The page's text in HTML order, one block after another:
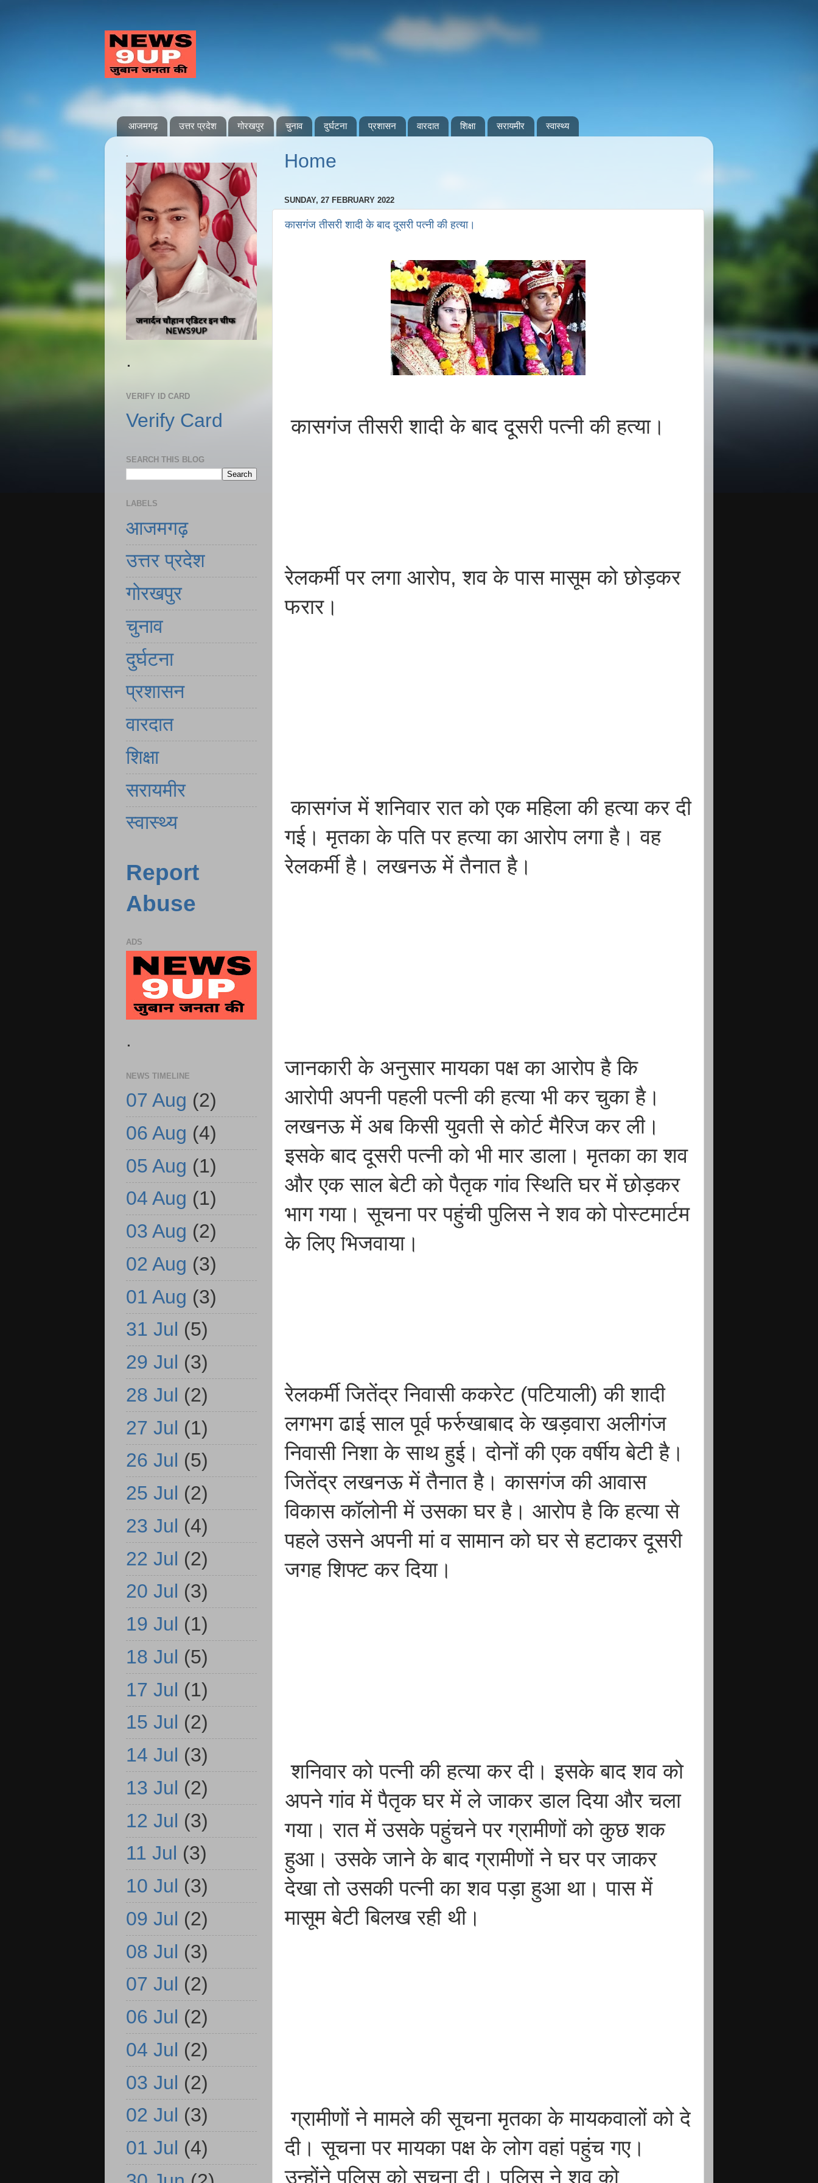
आजमगढ़ उत्तर प्रदेश गोरखपुर चुनाव दुर्घटना प्रशासन वारदात शिक्षा सरायमीर स्वास्थ्य
Home
SUNDAY, 27 FEBRUARY 2022
कासगंज तीसरी शादी के बाद दूसरी पत्नी की हत्या।
कासगंज तीसरी शादी के बाद दूसरी पत्नी की हत्या।
रेलकर्मी पर लगा आरोप, शव के पास मासूम को छोड़कर
फरार।
कासगंज में शनिवार रात को एक महिला की हत्या कर दी
गई। मृतका के पति पर हत्या का आरोप लगा है। वह
रेलकर्मी है। लखनऊ में तैनात है।
जानकारी के अनुसार मायका पक्ष का आरोप है कि
आरोपी अपनी पहली पत्नी की हत्या भी कर चुका है।
लखनऊ में अब किसी युवती से कोर्ट मैरिज कर ली।
इसके बाद दूसरी पत्नी को भी मार डाला। मृतका का शव
और एक साल बेटी को पैतृक गांव स्थिति घर में छोड़कर
भाग गया। सूचना पर पहुंची पुलिस ने शव को पोस्टमार्टम
के लिए भिजवाया।
रेलकर्मी जितेंद्र निवासी ककरेट (पटियाली) की शादी
लगभग ढाई साल पूर्व फर्रुखाबाद के खड़वारा अलीगंज
निवासी निशा के साथ हुई। दोनों की एक वर्षीय बेटी है।
जितेंद्र लखनऊ में तैनात है। कासगंज की आवास
विकास कॉलोनी में उसका घर है। आरोप है कि हत्या से
पहले उसने अपनी मां व सामान को घर से हटाकर दूसरी
जगह शिफ्ट कर दिया।
शनिवार को पत्नी की हत्या कर दी। इसके बाद शव को
अपने गांव में पैतृक घर में ले जाकर डाल दिया और चला
गया। रात में उसके पहुंचने पर ग्रामीणों को कुछ शक
हुआ। उसके जाने के बाद ग्रामीणों ने घर पर जाकर
देखा तो उसकी पत्नी का शव पड़ा हुआ था। पास में
मासूम बेटी बिलख रही थी।
ग्रामीणों ने मामले की सूचना मृतका के मायकवालों को दे
दी। सूचना पर मायका पक्ष के लोग वहां पहुंच गए।
उन्होंने पुलिस को सूचना दी। पुलिस ने शव को
.
.
VERIFY ID CARD
Verify Card
SEARCH THIS BLOG
LABELS
आजमगढ़
उत्तर प्रदेश
गोरखपुर
चुनाव
दुर्घटना
प्रशासन
वारदात
शिक्षा
सरायमीर
स्वास्थ्य
Report
Abuse
ADS
.
NEWS TIMELINE
07 Aug (2)
06 Aug (4)
05 Aug (1)
04 Aug (1)
03 Aug (2)
02 Aug (3)
01 Aug (3)
31 Jul (5)
29 Jul (3)
28 Jul (2)
27 Jul (1)
26 Jul (5)
25 Jul (2)
23 Jul (4)
22 Jul (2)
20 Jul (3)
19 Jul (1)
18 Jul (5)
17 Jul (1)
15 Jul (2)
14 Jul (3)
13 Jul (2)
12 Jul (3)
11 Jul (3)
10 Jul (3)
09 Jul (2)
08 Jul (3)
07 Jul (2)
06 Jul (2)
04 Jul (2)
03 Jul (2)
02 Jul (3)
01 Jul (4)